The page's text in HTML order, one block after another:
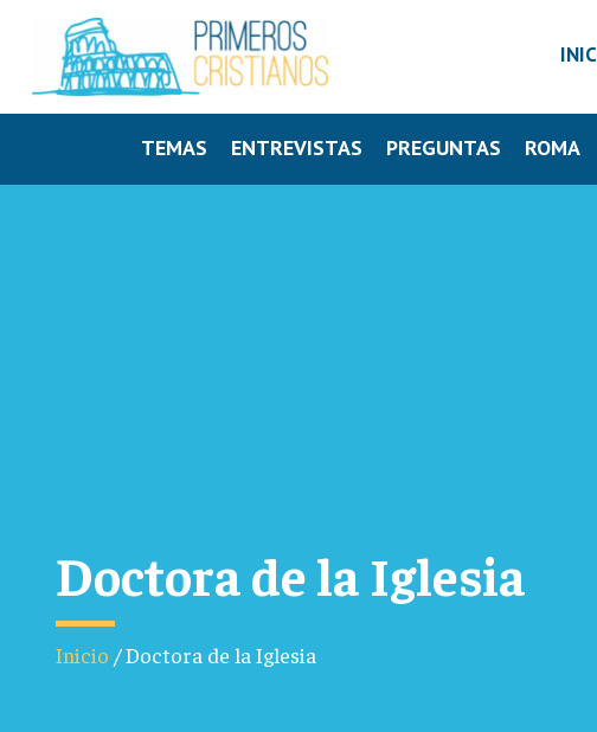
TEMAS ENTREVISTAS PREGUNTAS ROMA
Doctora de la Iglesia
Inicio /Doctora de la Iglesia